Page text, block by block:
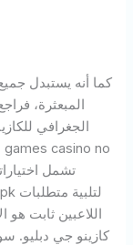
كما أنه يستبدل
المبعثرة،
كازينو جي دبليو.